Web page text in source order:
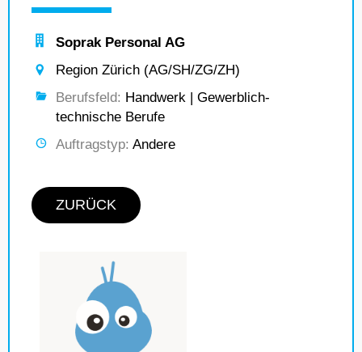
Soprak Personal AG
Region Zürich (AG/SH/ZG/ZH)
Berufsfeld: Handwerk | Gewerblich-
technische Berufe
Auftragstyp: Andere
ZURÜCK